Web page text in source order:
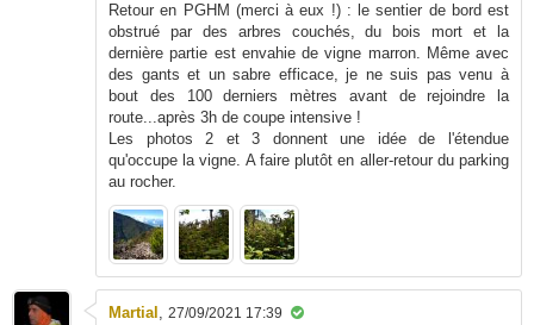
Retour en PGHM (merci à eux !) : le sentier de bord est
obstrué par des arbres couchés, du bois mort et la
dernière partie est envahie de vigne marron. Même avec
des gants et un sabre efficace, je ne suis pas venu à
bout des 100 derniers mètres avant de rejoindre la
route...après 3h de coupe intensive !
Les photos 2 et 3 donnent une idée de l'étendue
qu'occupe la vigne. A faire plutôt en aller-retour du parking
au rocher.
Martial , 27/09/2021 17:39